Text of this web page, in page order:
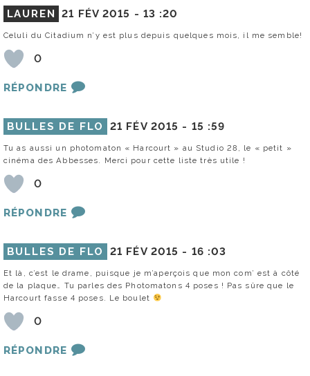
LAUREN 21 FÉV 2015 - 13 :20
Celuli du Citadium n’y est plus depuis quelques mois, il me semble!
0
RÉPONDRE
BULLES DE FLO 21 FÉV 2015 - 15 :59
Tu as aussi un photomaton « Harcourt » au Studio 28, le « petit »
cinéma des Abbesses. Merci pour cette liste très utile !
0
RÉPONDRE
BULLES DE FLO 21 FÉV 2015 - 16 :03
Et là, c’est le drame, puisque je m’aperçois que mon com’ est à côté
de la plaque… Tu parles des Photomatons 4 poses ! Pas sûre que le
Harcourt fasse 4 poses. Le boulet
0
RÉPONDRE